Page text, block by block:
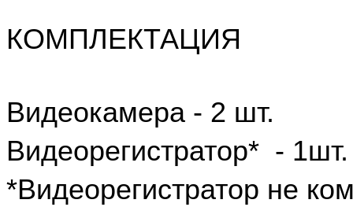
КОМПЛЕКТАЦИЯ
Видеокамера - 2 шт.
Видеорегистратор* - 1шт.
*Видеорегистратор не